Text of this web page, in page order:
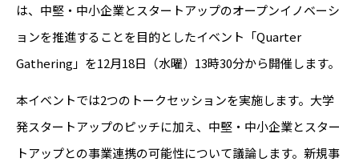
は、中堅・中小企業とスタートアップのオープンイノベーシ
ョンを推進することを目的としたイベント「Quarter
Gathering」を12月18日（水曜）13時30分から開催します。
本イベントでは2つのトークセッションを実施します。大学
発スタートアップのピッチに加え、中堅・中小企業とスター
トアップとの事業連携の可能性について議論します。新規事